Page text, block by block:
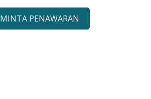
MINTA PENAWARAN